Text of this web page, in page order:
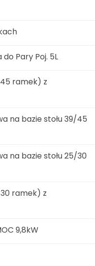
Pary Poj. 5L
ramek) z
na bazie stołu 39/45
na bazie stołu 25/30
ramek) z
9,8kW